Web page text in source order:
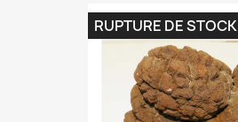
RUPTURE DE STOCK